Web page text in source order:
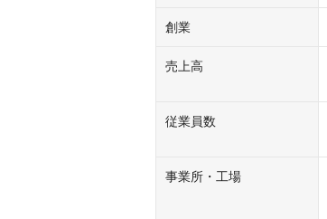
創業
売上高
従業員数
事業所・工場